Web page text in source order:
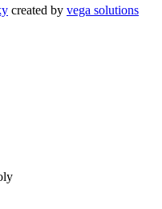
created by vega solutions